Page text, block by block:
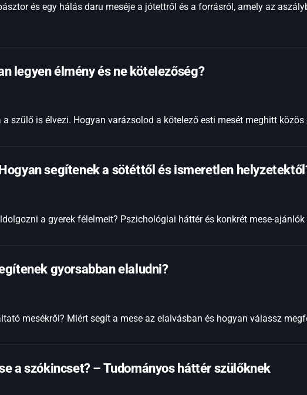
és egy hálás daru meséje a jótettről és a forrásról, amely az
legyen élmény és ne kötelezőség?
a szülő is élvezi. Hogyan varázsolod a kötelező esti mesét meghitt
segítenek a sötéttől és ismeretlen
a gyerek félelmeit? Pszichológiai háttér és konkrét mese-
gyorsabban elaludni?
mesékről? Miért segít a mese az elalvásban és hogyan válassz
a szókincset? – Tudományos háttér szülőknek